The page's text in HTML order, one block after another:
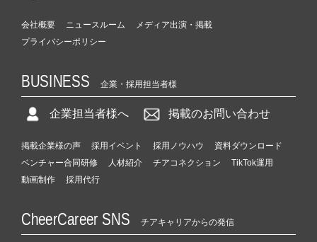
会社概要 ニュースルーム
メディア出演・掲載
プライバシーポリシー
BUSINESS 企業・採用担当者様
企業担当者様へ 掲載のお問い合わせ
掲載企業様の声 採用イベント 採用ノウハウ
資料ダウンロード
ベンチャー合同研修
人材紹介 チアコネクション
TikTok運用
動画制作
採用代行
CheerCareer SNS チアキャリアからの発信